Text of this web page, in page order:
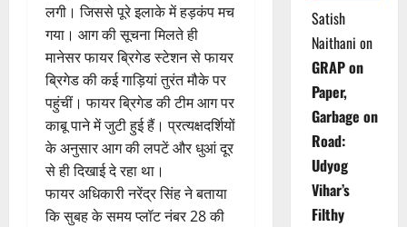
लगी। जिससे पूरे इलाके में हड़कंप मच
गया। आग की सूचना मिलते ही
मानेसर फायर ब्रिगेड स्टेशन से फायर
ब्रिगेड की कई गाड़ियां तुरंत मौके पर
पहुंचीं। फायर ब्रिगेड की टीम आग पर
काबू पाने में जुटी हुई हैं। प्रत्यक्षदर्शियों
के अनुसार आग की लपटें और धुआं दूर
से ही दिखाई दे रहा था।
फायर अधिकारी नरेंद्र सिंह ने बताया
कि सुबह के समय प्लॉट नंबर 28 की
Satish
Naithani on
GRAP on
Paper,
Garbage on
Road:
Udyog
Vihar’s
Filthy